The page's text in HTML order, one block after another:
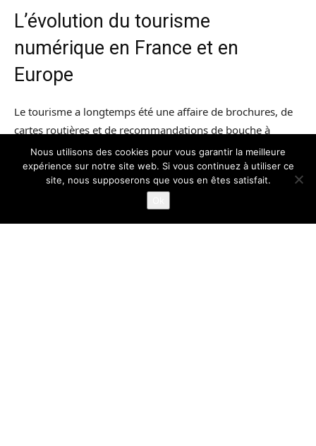
Nous utilisons des cookies pour vous garantir la meilleure
expérience sur notre site web. Si vous continuez à utiliser ce
site, nous supposerons que vous en êtes satisfait.